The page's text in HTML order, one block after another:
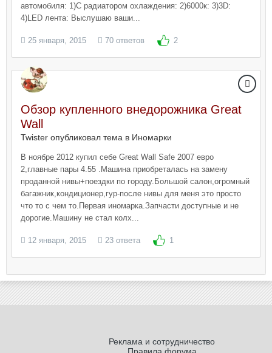
автомобиля: 1)С радиатором охлаждения: 2)6000к: 3)3D:
4)LED лента: Выслушаю ваши...
25 января, 2015 70 ответов 2
Обзор купленного внедорожника Great
Wall
Twister опубликовал тема в Иномарки
В ноябре 2012 купил себе Great Wall Safe 2007 евро
2,главные пары 4.55 .Машина приобреталась на замену
проданной нивы+поездки по городу.Большой салон,огромный
багажник,кондиционер,гур-после нивы для меня это просто
что то с чем то.Первая иномарка.Запчасти доступные и не
дорогие.Машину не стал колх...
12 января, 2015 23 ответа 1
Реклама и сотрудничество